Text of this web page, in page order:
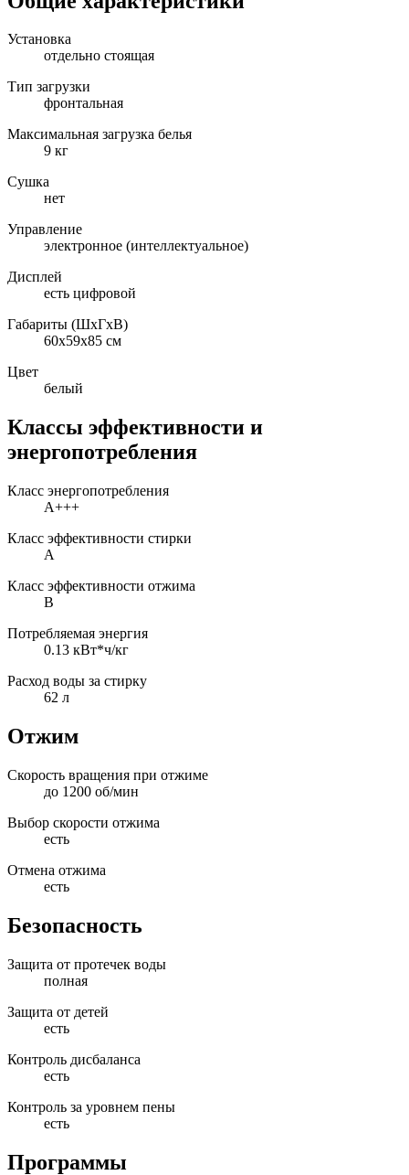
Установка
отдельно стоящая
Тип загрузки
фронтальная
Максимальная загрузка белья
9 кг
Сушка
нет
Управление
электронное (интеллектуальное)
Дисплей
есть цифровой
Габариты (ШxГxВ)
60x59x85 см
Цвет
белый
Классы эффективности и
энергопотребления
Класс энергопотребления
A+++
Класс эффективности стирки
A
Класс эффективности отжима
B
Потребляемая энергия
0.13 кВт*ч/кг
Расход воды за стирку
62 л
Отжим
Скорость вращения при отжиме
до 1200 об/мин
Выбор скорости отжима
есть
Отмена отжима
есть
Безопасность
Защита от протечек воды
полная
Защита от детей
есть
Контроль дисбаланса
есть
Контроль за уровнем пены
есть
Программы